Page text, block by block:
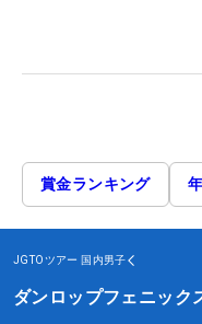
賞金ランキング
JGTOツアー 国内男子
ダンロップフェニック